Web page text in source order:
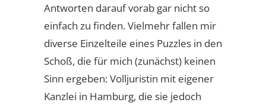
Antworten darauf vorab gar nicht so
einfach zu finden. Vielmehr fallen mir
diverse Einzelteile eines Puzzles in den
Schoß, die für mich (zunächst) keinen
Sinn ergeben: Volljuristin mit eigener
Kanzlei in Hamburg, die sie jedoch